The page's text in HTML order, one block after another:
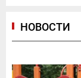
НОВОСТИ